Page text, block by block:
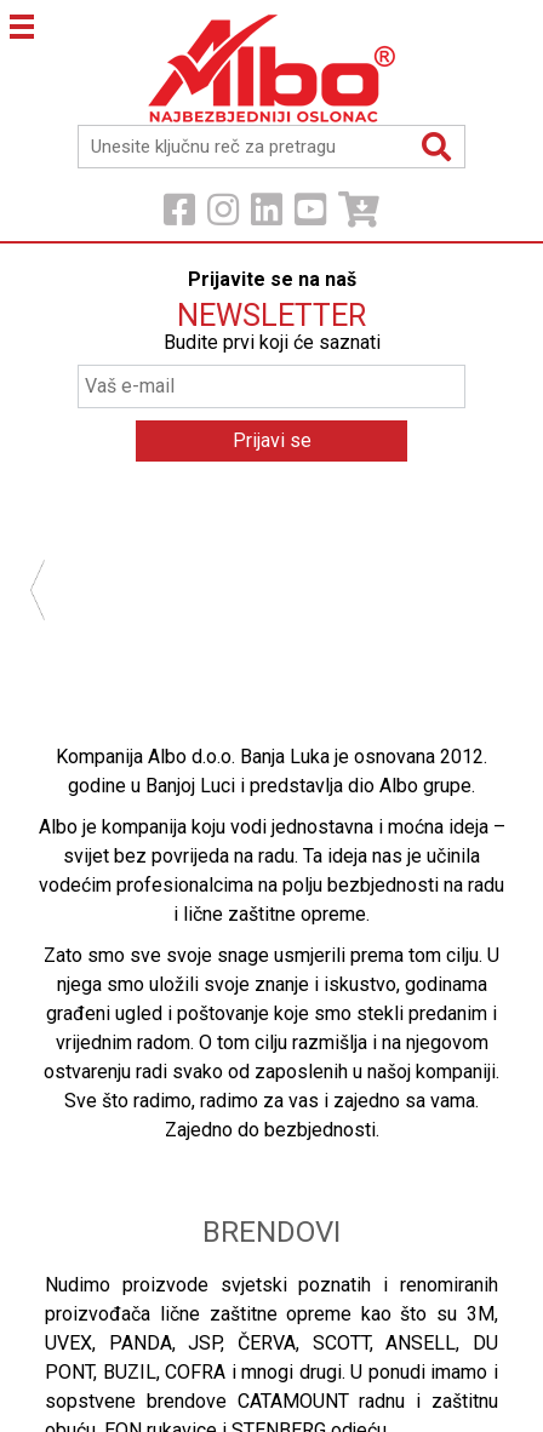
Prijavite se na naš
NEWSLETTER
Budite prvi koji će saznati
Kompanija Albo d.o.o. Banja Luka je osnovana 2012.
godine u Banjoj Luci i predstavlja dio Albo grupe.
Albo je kompanija koju vodi jednostavna i moćna ideja –
svijet bez povrijeda na radu. Ta ideja nas je učinila
vodećim profesionalcima na polju bezbjednosti na radu
i lične zaštitne opreme.
Zato smo sve svoje snage usmjerili prema tom cilju. U
njega smo uložili svoje znanje i iskustvo, godinama
građeni ugled i poštovanje koje smo stekli predanim i
vrijednim radom. O tom cilju razmišlja i na njegovom
ostvarenju radi svako od zaposlenih u našoj kompaniji.
Sve što radimo, radimo za vas i zajedno sa vama.
Zajedno do bezbjednosti.
BRENDOVI
Nudimo proizvode svjetski poznatih i renomiranih
proizvođača lične zaštitne opreme kao što su 3M,
UVEX, PANDA, JSP, ČERVA, SCOTT, ANSELL, DU
PONT, BUZIL, COFRA i mnogi drugi. U ponudi imamo i
sopstvene brendove CATAMOUNT radnu i zaštitnu